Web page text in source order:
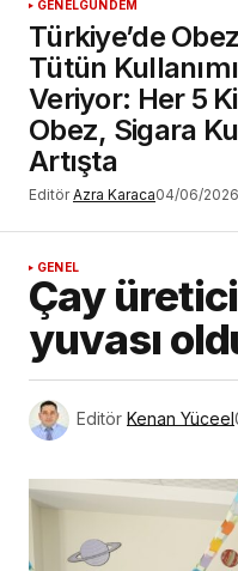
GENELGÜNDEM
Türkiye’de
Tütün
Veriyor: Her 5
Obez, Sigara
Artışta
Editör Azra Karaca04/06/2026
GENEL
Çay
yuvası
Editör Kenan Yüceel